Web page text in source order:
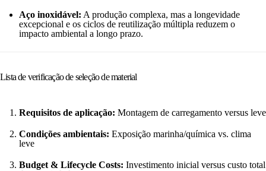
Aço inoxidável: A produção complexa, mas a longevidade
excepcional e os ciclos de reutilização múltipla reduzem o
impacto ambiental a longo prazo.
Lista de verificação de seleção de material
Requisitos de aplicação: Montagem de carregamento versus leve
Condições ambientais: Exposição marinha/química vs. clima
leve
Budget & Lifecycle Costs: Investimento inicial versus custo total